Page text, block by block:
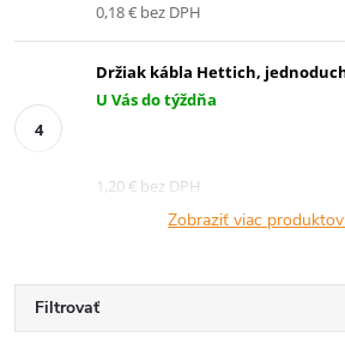
0,18 € bez DPH
Držiak kábla Hettich,
U Vás do týždňa
1,20 € bez DPH
Zobraziť viac produktov
Filtrovať